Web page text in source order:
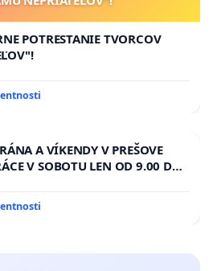
POTRESTANIE TVORCOV
A VÍKENDY V PREŠOVE
V SOBOTU LEN OD 9.00 DO
TÝŽDEŇ CIEĽ 8.00 – 18.00